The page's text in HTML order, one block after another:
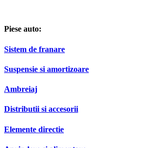
Piese auto:
Sistem de franare
Suspensie si amortizoare
Ambreiaj
Distributii si accesorii
Elemente directie